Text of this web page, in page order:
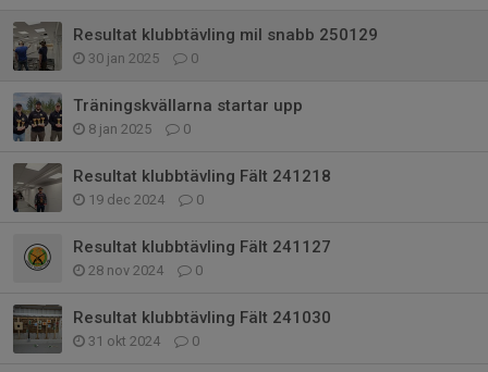
Resultat klubbtävling mil snabb 250129
30 jan 2025 0
Träningskvällarna startar upp
8 jan 2025 0
Resultat klubbtävling Fält 241218
19 dec 2024 0
Resultat klubbtävling Fält 241127
28 nov 2024 0
Resultat klubbtävling Fält 241030
31 okt 2024 0